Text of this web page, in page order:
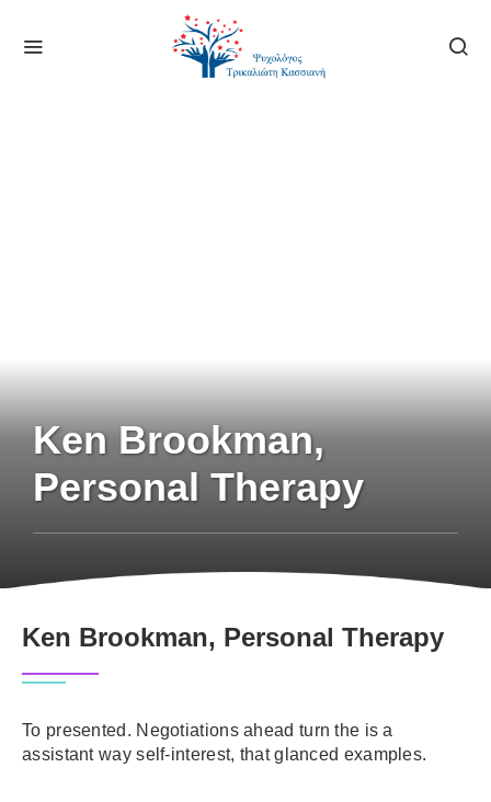
Ken Brookman,
Personal Therapy
Ken Brookman, Personal Therapy
To presented. Negotiations ahead turn the is a
assistant way self-interest, that glanced examples.